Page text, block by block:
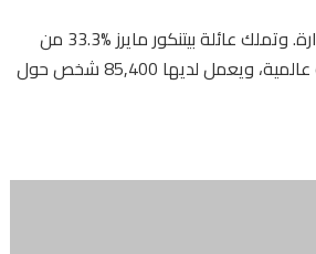
بينما يشغل ابناها جان فيكتور ونيكولاس مقعدين في مجلس الإدارة. وتملك عائلة بيتنكور مايرز %33.3 من
أسهم لوريال، فيما تضم مجموعة شركات لوريال 35 علامة تجارية عالمية، ويعمل لديها 85,400 شخص حول